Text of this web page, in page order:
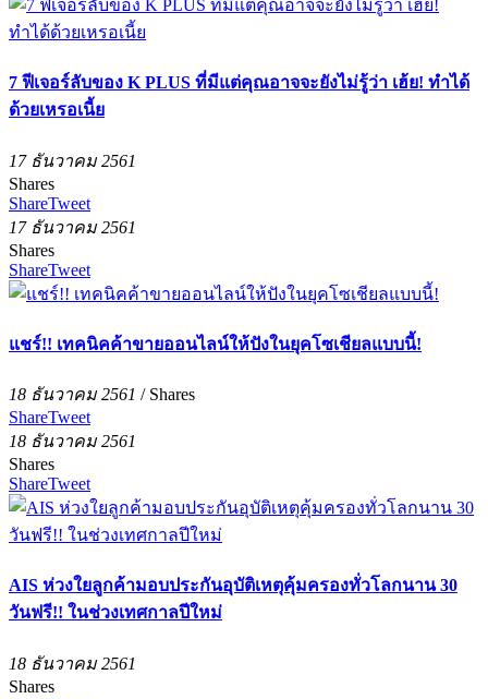
7 ฟีเจอร์ลับของ K PLUS ที่มีแต่คุณอาจจะยังไม่รู้ว่า เฮ้ย! ทำได้
ด้วยเหรอเนี้ย
17 ธันวาคม 2561
Shares
ShareTweet
17 ธันวาคม 2561
Shares
ShareTweet
แชร์!! เทคนิคค้าขายออนไลน์ให้ปังในยุคโซเชียลแบบนี้!
18 ธันวาคม 2561 / Shares
ShareTweet
18 ธันวาคม 2561
Shares
ShareTweet
AIS ห่วงใยลูกค้ามอบประกันอุบัติเหตุคุ้มครองทั่วโลกนาน 30
วันฟรี!! ในช่วงเทศกาลปีใหม่
18 ธันวาคม 2561
Shares